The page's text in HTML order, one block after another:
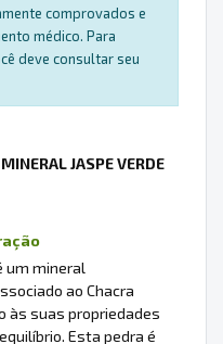
comprovados e
médico. Para
deve consultar seu
JASPE VERDE
um mineral
ao Chacra
às suas propriedades
Esta pedra é